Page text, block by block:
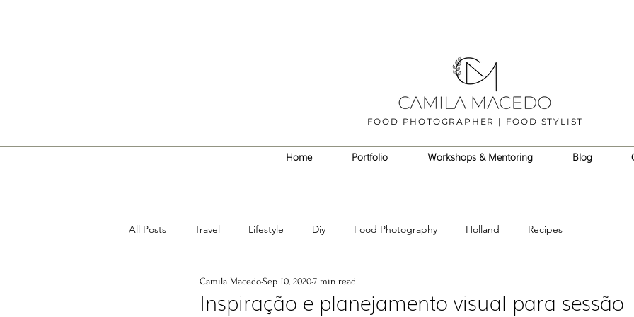
FOOD PHOTOGRAPHER | FOOD STYLIST
Home Portfolio Workshops & Mentoring Blog
All Posts Travel Lifestyle Diy Food Photography Holland Recipes
Inspiração e planejamento visual para sessão
Camila MacedoSep 10, 20207 min read